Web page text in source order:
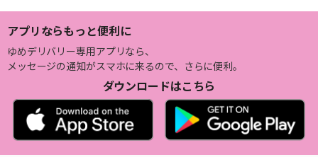
アプリならもっと便利に
ゆめデリバリー専用アプリなら、
メッセージの通知がスマホに来るので、さらに便利。
ダウンロードはこちら